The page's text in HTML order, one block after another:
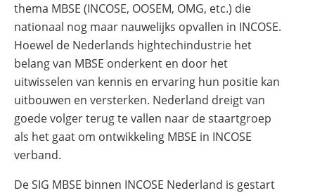
thema MBSE (INCOSE, OOSEM, OMG, etc.) die
nationaal nog maar nauwelijks opvallen in INCOSE.
Hoewel de Nederlands hightechindustrie het
belang van MBSE onderkent en door het
uitwisselen van kennis en ervaring hun positie kan
uitbouwen en versterken. Nederland dreigt van
goede volger terug te vallen naar de staartgroep
als het gaat om ontwikkeling MBSE in INCOSE
verband.
De SIG MBSE binnen INCOSE Nederland is gestart